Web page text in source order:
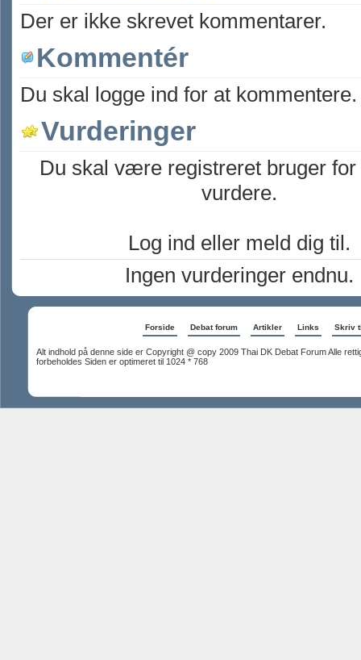
Der er ikke skrevet kommentarer.
Kommentér
Du skal logge ind for at kommentere.
Vurderinger
Du skal være registreret bruger for
vurdere.
Log ind eller meld dig til.
Ingen vurderinger endnu.
Forside Debat forum Artikler Links Skriv
Alt indhold på denne side er Copyright @ copy 2009 Thai DK Debat Forum Alle
forbeholdes Siden er optimeret til 1024 * 768